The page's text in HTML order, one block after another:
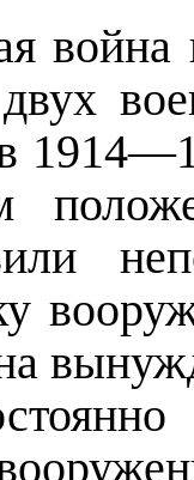
война